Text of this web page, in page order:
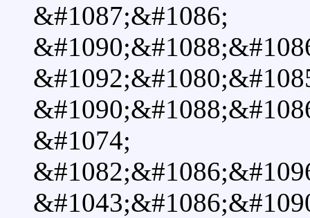
&#1087;&#1086;
&#1074;